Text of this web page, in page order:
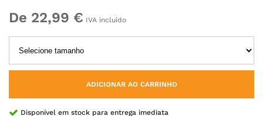
De 22,99 € IVA incluído
ADICIONAR AO CARRINHO
Disponível em stock para entrega imediata